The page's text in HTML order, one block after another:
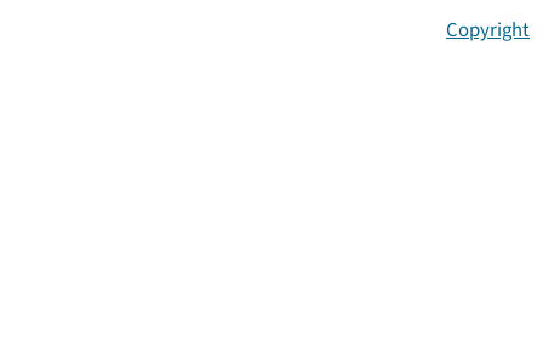
Copyright